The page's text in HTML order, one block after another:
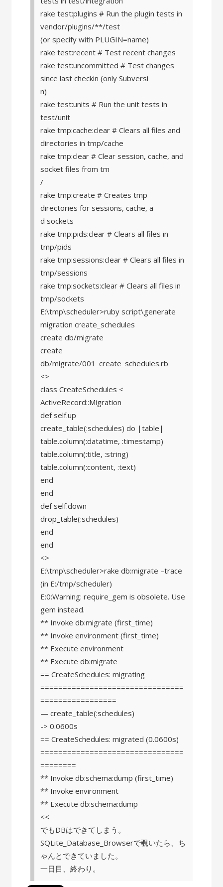
rake test:plugins # Run the plugin tests in
vendor/plugins/**/test
(or specify with PLUGIN=name)
rake test:recent # Test recent changes
rake test:uncommitted # Test changes
since last checkin (only Subversi
n)
rake test:units # Run the unit tests in
test/unit
rake tmp:cache:clear # Clears all files and
directories in tmp/cache
rake tmp:clear # Clear session, cache, and
socket files from tm
/
rake tmp:create # Creates tmp
directories for sessions, cache, a
d sockets
rake tmp:pids:clear # Clears all files in
tmp/pids
rake tmp:sessions:clear # Clears all files in
tmp/sessions
rake tmp:sockets:clear # Clears all files in
tmp/sockets
E:\tmp\scheduler>ruby script\generate
migration create_schedules
create db/migrate
create
db/migrate/001_create_schedules.rb
<>
class CreateSchedules <
ActiveRecord::Migration
def self.up
create_table(:schedules) do |table|
table.column(:datatime, :timestamp)
table.column(:title, :string)
table.column(:content, :text)
end
end
def self.down
drop_table(:schedules)
end
end
<>
E:\tmp\scheduler>rake db:migrate –trace
(in E:/tmp/scheduler)
E:0:Warning: require_gem is obsolete. Use
gem instead.
** Invoke db:migrate (first_time)
** Invoke environment (first_time)
** Execute environment
** Execute db:migrate
== CreateSchedules: migrating
================================
=================
— create_table(:schedules)
-> 0.0600s
== CreateSchedules: migrated (0.0600s)
================================
========
** Invoke db:schema:dump (first_time)
** Invoke environment
** Execute db:schema:dump
<<
でもDBはできてしまう。
SQLite_Database_Browserで覗いたら、ち
ゃんとできていました。
一日目、終わり。